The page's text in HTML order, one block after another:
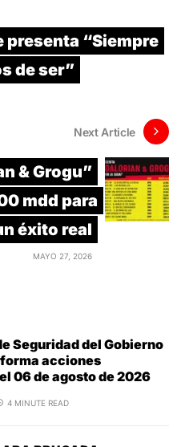
presenta “Siempre
de ser”
Next Article
& Grogu”
mdd para
éxito real
MAYO 27, 2026
Seguridad del Gobierno
acciones
06 de agosto de 2026
4 MINUTE READ